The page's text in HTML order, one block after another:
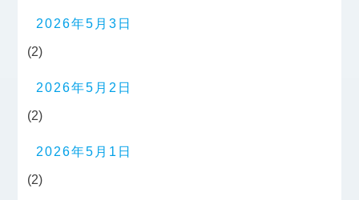
2026年5月3日
(2)
2026年5月2日
(2)
2026年5月1日
(2)